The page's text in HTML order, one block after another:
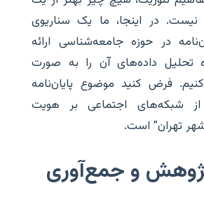
نیست. در اینجا، ما یک سناریوی
در حوزه جامعه‌شناسی ارائه
تحلیل داده‌های آن را به صورت
فرض کنید موضوع پایان‌نامه
از شبکه‌های اجتماعی بر هویت
تهران” است.
و جمع‌آوری